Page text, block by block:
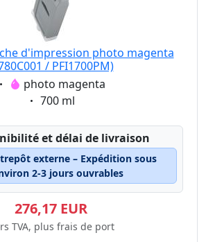
d'impression photo magenta
/ PFI1700PM)
Eigenschaft:
photo magenta
Eigenschaft:
700 ml
et délai de livraison
externe – Expédition sous
2-3 jours ouvrables
276,17 EUR
TVA, plus frais de port